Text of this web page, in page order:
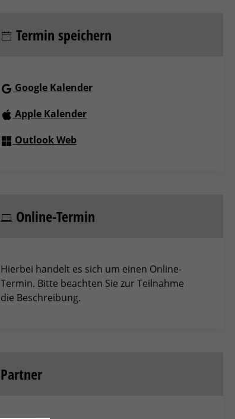
Termin speichern
Google Kalender
Apple Kalender
Outlook Web
Online-Termin
Hierbei handelt es sich um einen Online-
Termin. Bitte beachten Sie zur Teilnahme
die Beschreibung.
Partner